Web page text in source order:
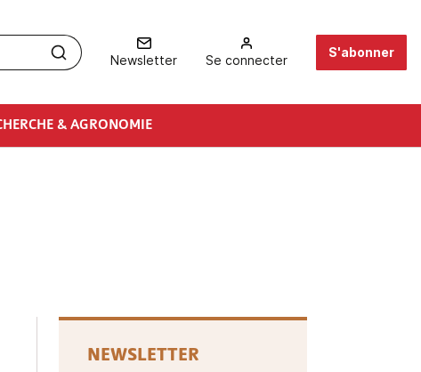
Newsletter Se connecter
S'abonner
& AGRONOMIE
NEWSLETTER